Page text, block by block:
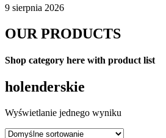
9 sierpnia 2026
OUR PRODUCTS
Shop category here with product list
holenderskie
Wyświetlanie jednego wyniku